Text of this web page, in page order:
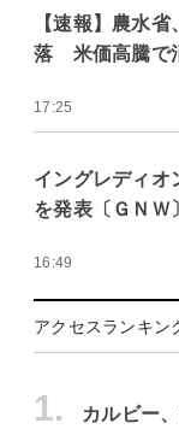
【速報】農水
落 米価高騰で
17:25
イングレディオ
を発表〔ＧＮＷ
16:49
アクセスランキン
1.
カルビー